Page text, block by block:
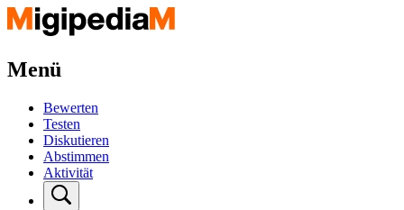
Menü
Bewerten
Testen
Diskutieren
Abstimmen
Aktivität